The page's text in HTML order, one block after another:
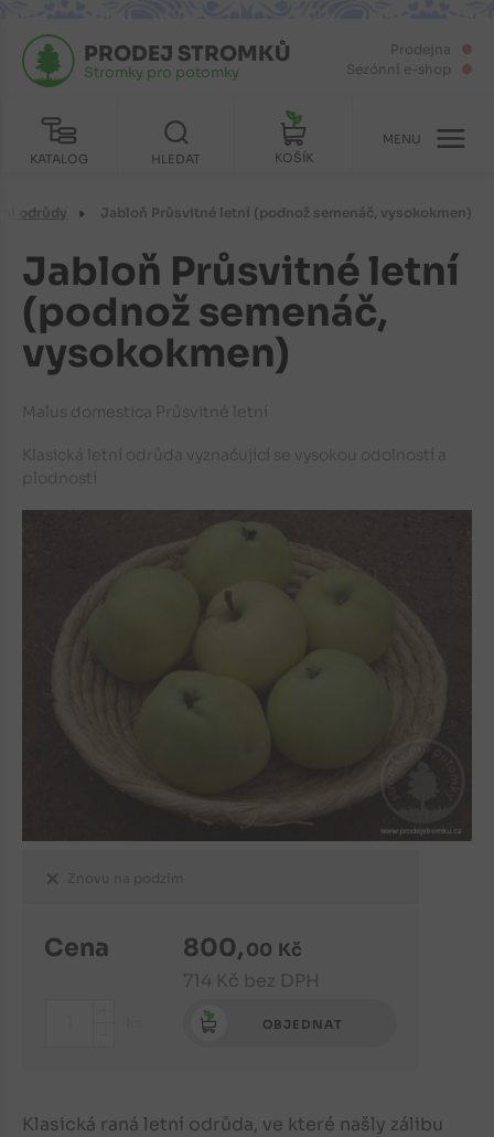
Prodejna
Sezónní e-shop
KATALOG
PRODEJ STROMKŮ
Stromky pro potomky
HLEDAT KOŠÍK
MENU
odrůdy Jabloň Průsvitné letní (podnož semenáč, vysokokmen)
Jabloň Průsvitné letní
(podnož semenáč,
vysokokmen)
Malus domestica Průsvitné letní
Klasická letní odrůda vyznačující se vysokou odolností a
plodností
Znovu na podzim
Cena 800,00 Kč
714 Kč bez DPH
OBJEDNAT
Klasická raná letní odrůda, ve které našly zálibu